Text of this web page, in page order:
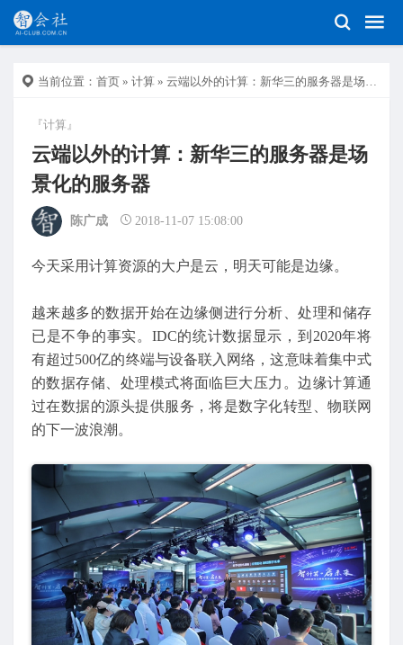
当前位置： 首页 » 计算 » 云端以外的计算：新华三的服务器是场景化的服务器
『计算』
云端以外的计算：新华三的服务器是场
景化的服务器
陈广成 2018-11-07 15:08:00
今天采用计算资源的大户是云，明天可能是边缘。
越来越多的数据开始在边缘侧进行分析、处理和储存
已是不争的事实。IDC的统计数据显示，到2020年将
有超过500亿的终端与设备联入网络，这意味着集中式
的数据存储、处理模式将面临巨大压力。边缘计算通
过在数据的源头提供服务，将是数字化转型、物联网
的下一波浪潮。